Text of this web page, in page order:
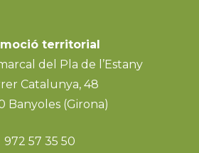
territorial
del Pla de l’Estany
Catalunya, 48
Banyoles (Girona)
972 57 35 50